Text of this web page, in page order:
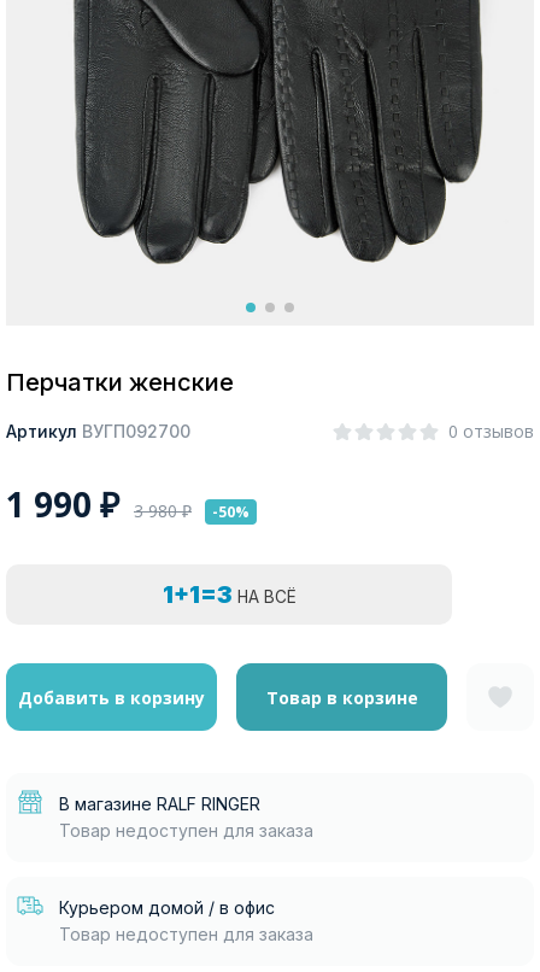
Москва
Да, все верно Изменить город
Перчатки женские
Артикул ВУГП092700 0 отзывов
1 990 ₽ 3 980₽ -50%
1+1=3 НА ВСЁ
Добавить в корзину Товар в корзине
В магазине RALF RINGER
Товар недоступен для заказа
Курьером домой / в офис
Товар недоступен для заказа